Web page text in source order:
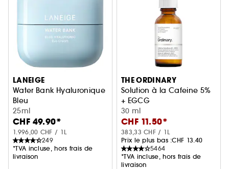
LANEIGE
Water Bank Hyaluronique
Bleu
Crème Contour des Yeux
25ml
CHF 49.90*
1.996,00 CHF / 1L
249
*TVA incluse, hors frais de
livraison
THE ORDINARY
Solution à la Cafeine 5%
+ EGCG
Contour des Yeux
30 ml
CHF 11.50*
383,33 CHF / 1L
Prix le plus bas :CHF 13.40
5464
*TVA incluse, hors frais de
livraison